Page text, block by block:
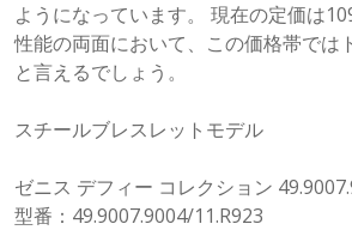
ようになっています。 現在の定価は
性能の両面において、この価格帯では
と言えるでしょう。
スチールブレスレットモデル
ゼニス デフィー コレクション
型番：49.9007.9004/11.R923